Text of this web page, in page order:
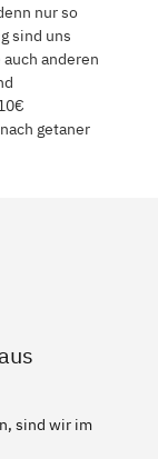
nur so
sind uns
anderen
getaner
sind wir im